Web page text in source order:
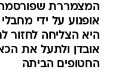
המצמררת
היא הצליחה לחזור
אובדן ולתעל את
החטופים הביתה